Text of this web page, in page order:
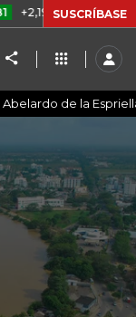
TASA DE USURA
SUSCRÍBASE
de la